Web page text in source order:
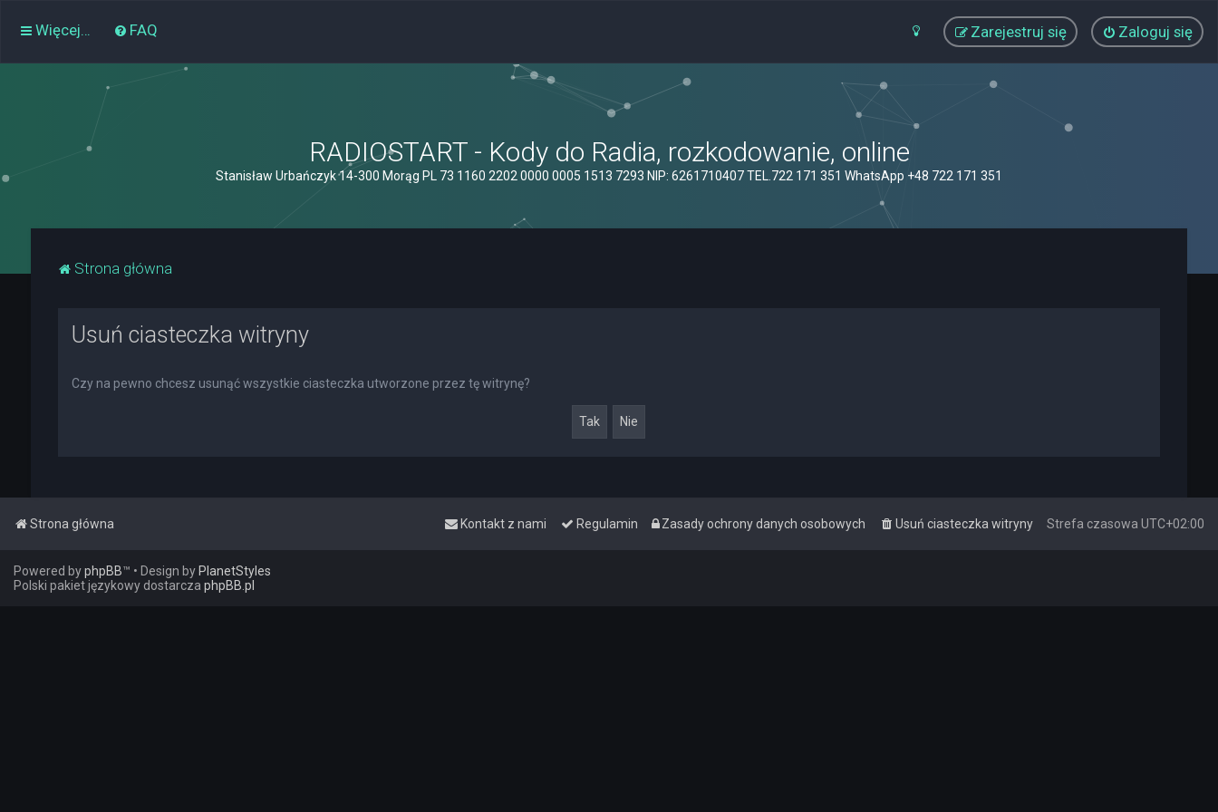
Więcej… FAQ Zaloguj się
Zarejestruj się
RADIOSTART - Kody do Radia, rozkodowanie, online
Stanisław Urbańczyk 14-300 Morąg PL 73 1160 2202 0000 0005 1513 7293 NIP: 6261710407 TEL.722 171 351 WhatsApp +48 722 171 351
Strona główna
Usuń ciasteczka witryny
Czy na pewno chcesz usunąć wszystkie ciasteczka utworzone przez tę witrynę?
Strona główna Strefa czasowa UTC+02:00
Usuń ciasteczka witryny
Zasady ochrony danych osobowych
Regulamin
Kontakt z nami
Powered byphpBB™ • Design by PlanetStyles
Polski pakiet językowy dostarcza phpBB.pl